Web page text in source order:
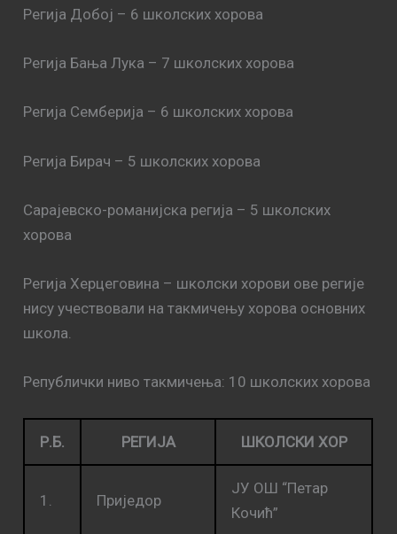
Регија Добој – 6 школских хорова
Регија Бања Лука – 7 школских хорова
Регија Семберија – 6 школских хорова
Регија Бирач – 5 школских хорова
Сарајевско-романијска регија – 5 школских
хорова
Регија Херцеговина – школски хорови ове регије
нису учествовали на такмичењу хорова основних
школа.
Републички ниво такмичења: 10 школских хорова
Р.Б. РЕГИЈА ШКОЛСКИ ХОР
1. Приједор
ЈУ ОШ “Петар
Кочић”